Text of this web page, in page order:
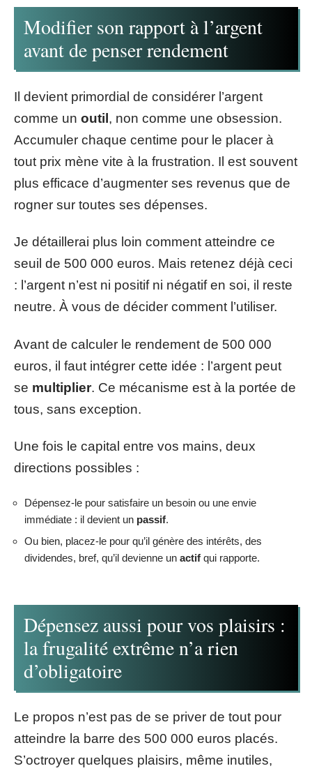
Modifier son rapport à l’argent
avant de penser rendement
Il devient primordial de considérer l’argent
comme un outil, non comme une obsession.
Accumuler chaque centime pour le placer à
tout prix mène vite à la frustration. Il est souvent
plus efficace d’augmenter ses revenus que de
rogner sur toutes ses dépenses.
Je détaillerai plus loin comment atteindre ce
seuil de 500 000 euros. Mais retenez déjà ceci
: l’argent n’est ni positif ni négatif en soi, il reste
neutre. À vous de décider comment l’utiliser.
Avant de calculer le rendement de 500 000
euros, il faut intégrer cette idée : l’argent peut
se multiplier. Ce mécanisme est à la portée de
tous, sans exception.
Une fois le capital entre vos mains, deux
directions possibles :
Dépensez-le pour satisfaire un besoin ou une envie
immédiate : il devient un passif.
Ou bien, placez-le pour qu’il génère des intérêts, des
dividendes, bref, qu’il devienne un actif qui rapporte.
Dépensez aussi pour vos plaisirs :
la frugalité extrême n’a rien
d’obligatoire
Le propos n’est pas de se priver de tout pour
atteindre la barre des 500 000 euros placés.
S’octroyer quelques plaisirs, même inutiles,